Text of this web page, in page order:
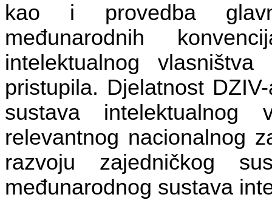
kao i provedba
međunarodnih
intelektualnog
pristupila. Djelatnost
sustava intelektualnog
relevantnog nacionalnog
razvoju zajedničkog
međunarodnog sustava